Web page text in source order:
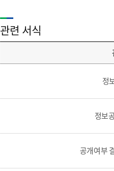
관련 서식
정
정보
공개여부